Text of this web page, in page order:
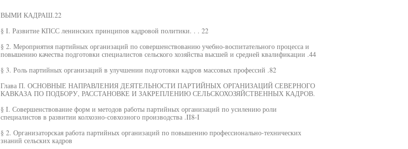
ВЫМИ КАДРАШ.22
§ I. Развитие КПСС ленинских принципов кадровой политики. . . 22
§ 2. Мероприятия партийных организаций по совершенствованию учебно-воспитательного процесса и
повышению качества подготовки специалистов сельского хозяйства высшей и средней квалификации .44
§ 3. Роль партийных организаций в улучшении подготовки кадров массовых профессий .82
Глава П. ОСНОВНЫЕ НАПРАВЛЕНИЯ ДЕЯТЕЛЬНОСТИ ПАРТИЙНЫХ ОРГАНИЗАЦИЙ СЕВЕРНОГО
КАВКАЗА ПО ПОДБОРУ, РАССТАНОВКЕ И ЗАКРЕПЛЕНИЮ СЕЛЬСКОХОЗЯЙСТВЕННЫХ КАДРОВ.
§ I. Совершенствование форм и методов работы партийных организаций по усилению роли
специалистов в развитии колхозно-совхозного производства .II8-I
§ 2. Организаторская работа партийных организаций по повышению профессионально-технических
знаний сельских кадров